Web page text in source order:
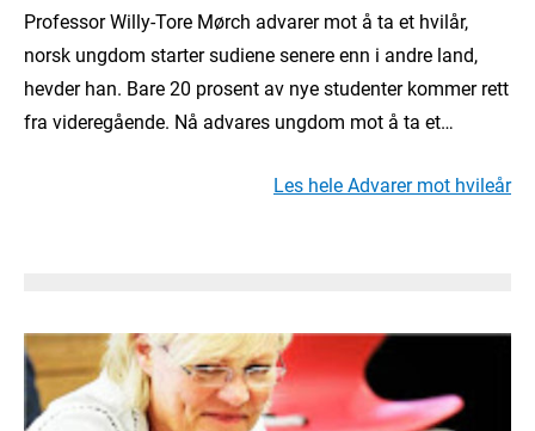
Professor Willy-Tore Mørch advarer mot å ta et hvilår,
norsk ungdom starter sudiene senere enn i andre land,
hevder han. Bare 20 prosent av nye studenter kommer rett
fra videregående. Nå advares ungdom mot å ta et…
Les hele Advarer mot hvileår